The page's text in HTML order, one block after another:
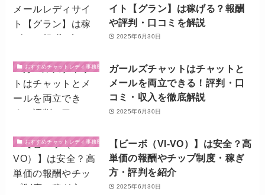
イト【グラン】は稼げる？報酬
や評判・口コミを解説
2025年6月30日
おすすめチャットレディ事務所・サイトガールズチャットはチャットと
メールを両立できる！評判・口
コミ・収入を徹底解説
2025年6月30日
おすすめチャットレディ事務所・サイト【ビーボ（VI-VO）】は安全？高
単価の報酬やチップ制度・稼ぎ
方・評判を紹介
2025年6月30日